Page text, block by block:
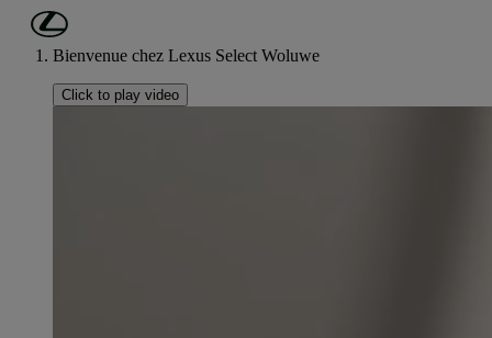
Passer au contenu principal
Bienvenue chez Lexus Select Woluwe
Click to play video